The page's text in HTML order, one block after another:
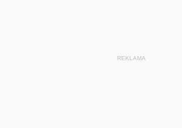
REKLAMA